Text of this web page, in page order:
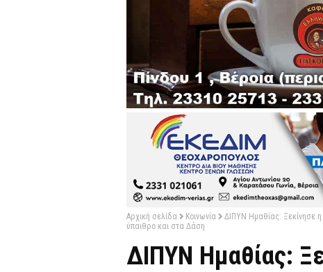
Αρχική σελίδα Κοινωνία
ΔΙΠΥΝ Ημαθίας: Ξεκίνησε η
ύπαιθρο και στα Δάση
ΔΙΠΥΝ Ημαθίας: